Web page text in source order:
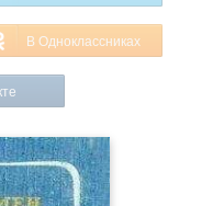
В Одноклассниках